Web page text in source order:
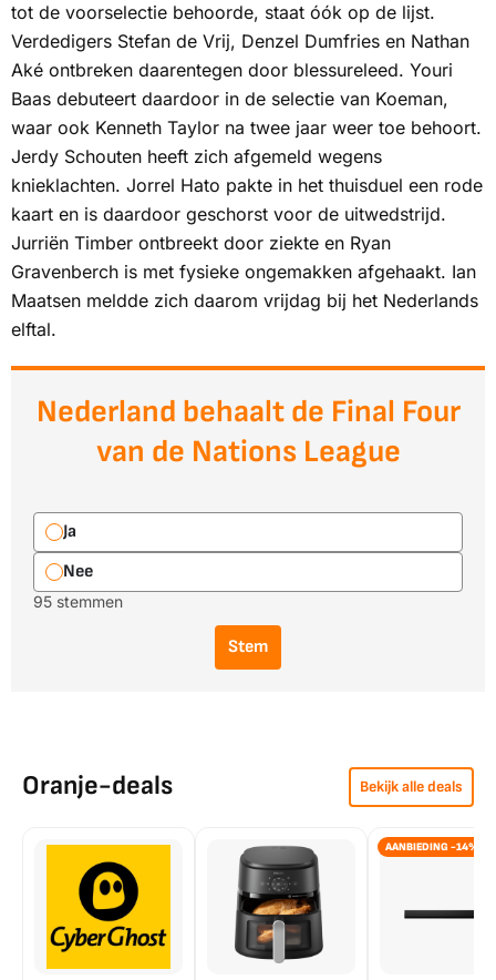
tot de voorselectie behoorde, staat óók op de lijst.
Verdedigers Stefan de Vrij, Denzel Dumfries en Nathan
Aké ontbreken daarentegen door blessureleed. Youri
Baas debuteert daardoor in de selectie van Koeman,
waar ook Kenneth Taylor na twee jaar weer toe behoort.
Jerdy Schouten heeft zich afgemeld wegens
knieklachten. Jorrel Hato pakte in het thuisduel een rode
kaart en is daardoor geschorst voor de uitwedstrijd.
Jurriën Timber ontbreekt door ziekte en Ryan
Gravenberch is met fysieke ongemakken afgehaakt. Ian
Maatsen meldde zich daarom vrijdag bij het Nederlands
elftal.
Nederland behaalt de Final Four
van de Nations League
Ja
Nee
95 stemmen
Stem
Oranje-deals Bekijk alle deals
AANBIEDING -14%